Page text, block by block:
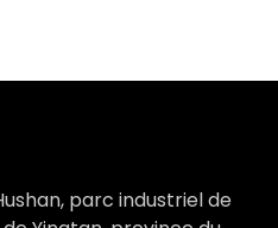
parc industriel de